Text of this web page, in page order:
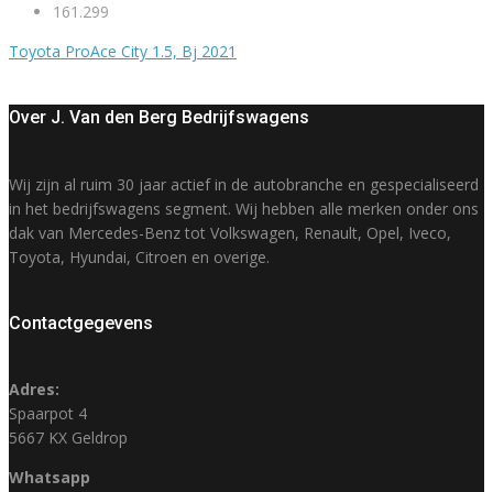
161.299
Toyota ProAce City 1.5, Bj 2021
Over J. Van den Berg Bedrijfswagens
Wij zijn al ruim 30 jaar actief in de autobranche en gespecialiseerd
in het bedrijfswagens segment. Wij hebben alle merken onder ons
dak van Mercedes-Benz tot Volkswagen, Renault, Opel, Iveco,
Toyota, Hyundai, Citroen en overige.
Contactgegevens
Adres:
Spaarpot 4
5667 KX Geldrop
Whatsapp